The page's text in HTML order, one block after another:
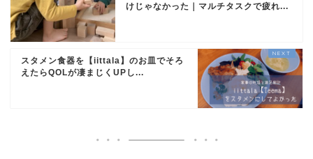
けじゃなかった｜マルチタスクで疲れ...
スタメン食器を【iittala】のお皿でそろ
えたらQOLが凄まじくUPし...